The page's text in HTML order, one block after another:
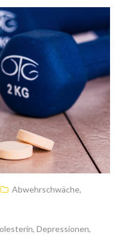
Abwehrschwäche,
, Depressionen,